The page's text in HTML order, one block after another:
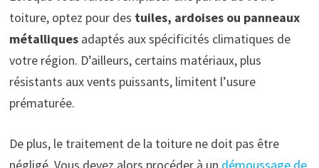
toiture, optez pour des tuiles, ardoises ou panneaux
métalliques adaptés aux spécificités climatiques de
votre région. D’ailleurs, certains matériaux, plus
résistants aux vents puissants, limitent l’usure
prématurée.
De plus, le traitement de la toiture ne doit pas être
négligé. Vous devez alors procéder à un démoussage de